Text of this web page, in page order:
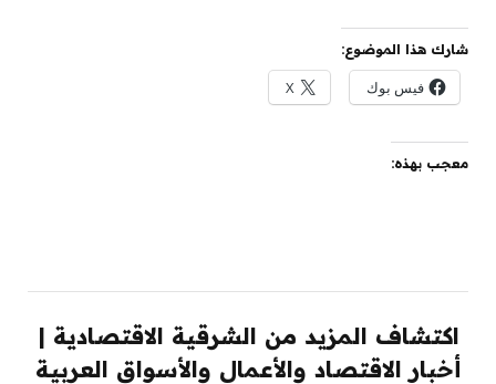
شارك هذا الموضوع:
فيس بوك X
معجب بهذه:
اكتشاف المزيد من الشرقية الاقتصادية |
أخبار الاقتصاد والأعمال والأسواق العربية